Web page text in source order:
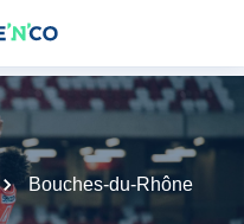
Bouches-du-Rhône